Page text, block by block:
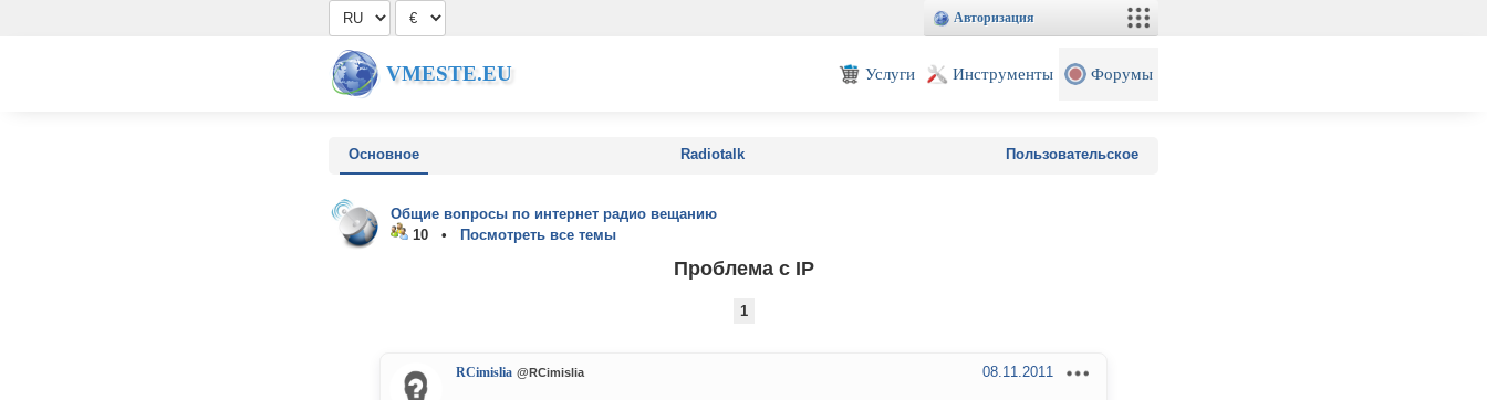
Авторизация
VMESTE.EU Услуги Инструменты Форумы
Основное Radiotalk Пользовательское
Общие вопросы по интернет радио вещанию
10 •
Посмотреть все темы
Проблема с IP
1
RCimislia @RCimislia 08.11.2011